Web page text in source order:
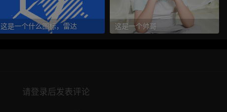
这是一个什么图标，雷达 这是一个帅哥
请登录后发表评论